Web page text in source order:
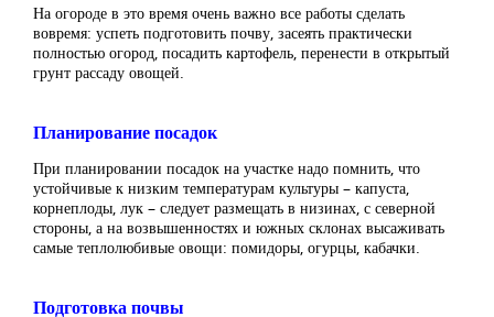
На огороде в это время очень важно все работы сделать
вовремя: успеть подготовить почву, засеять практически
полностью огород, посадить картофель, перенести в открытый
грунт рассаду овощей.
Планирование посадок
При планировании посадок на участке надо помнить, что
устойчивые к низким температурам культуры – капуста,
корнеплоды, лук – следует размещать в низинах, с северной
стороны, а на возвышенностях и южных склонах высаживать
самые теплолюбивые овощи: помидоры, огурцы, кабачки.
Подготовка почвы